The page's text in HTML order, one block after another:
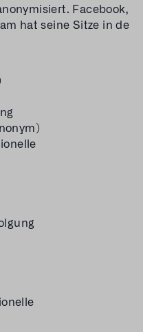
Facebook,
hat seine Sitze in de